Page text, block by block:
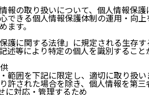
報の取り扱いについて、個人情報保
できる個人情報保護体制の運用・向
ます。
護に関する法律」に規定される生存
述等により特定の個人を識別するこ
範囲を下記に限定し、適切に取り扱
許された場合を除き、個人情報を第三
に対応・管理するため